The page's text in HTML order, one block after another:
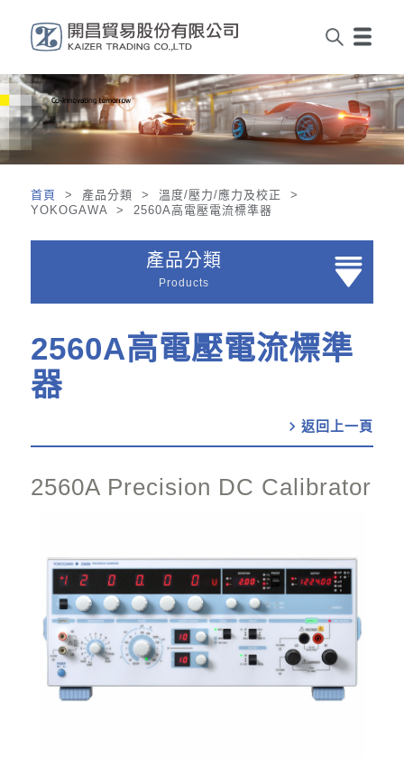
首頁
> 產品分類 > 溫度/壓力/應力及校正 >
YOKOGAWA > 2560A高電壓電流標準器
產品分類
Products
2560A高電壓電流標準
器
chevron_right
2560A Precision DC Calibrator